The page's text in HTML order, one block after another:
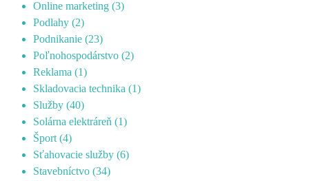
Online marketing (3)
Podlahy (2)
Podnikanie (23)
Poľnohospodárstvo (2)
Reklama (1)
Skladovacia technika (1)
Služby (40)
Solárna elektráreň (1)
Šport (4)
Sťahovacie služby (6)
Stavebníctvo (34)